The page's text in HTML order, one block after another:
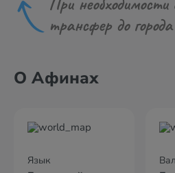
трансфер до
О Афинах
Язык